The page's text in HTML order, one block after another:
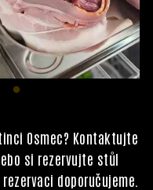
Osmec? Kontaktujte
si rezervujte stůl
rezervaci doporučujeme.